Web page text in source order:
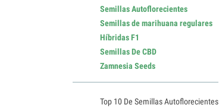
Semillas Autoflorecientes
Semillas de marihuana regulares
Híbridas F1
Semillas De CBD
Zamnesia Seeds
Top 10 De Semillas Autoflorecientes